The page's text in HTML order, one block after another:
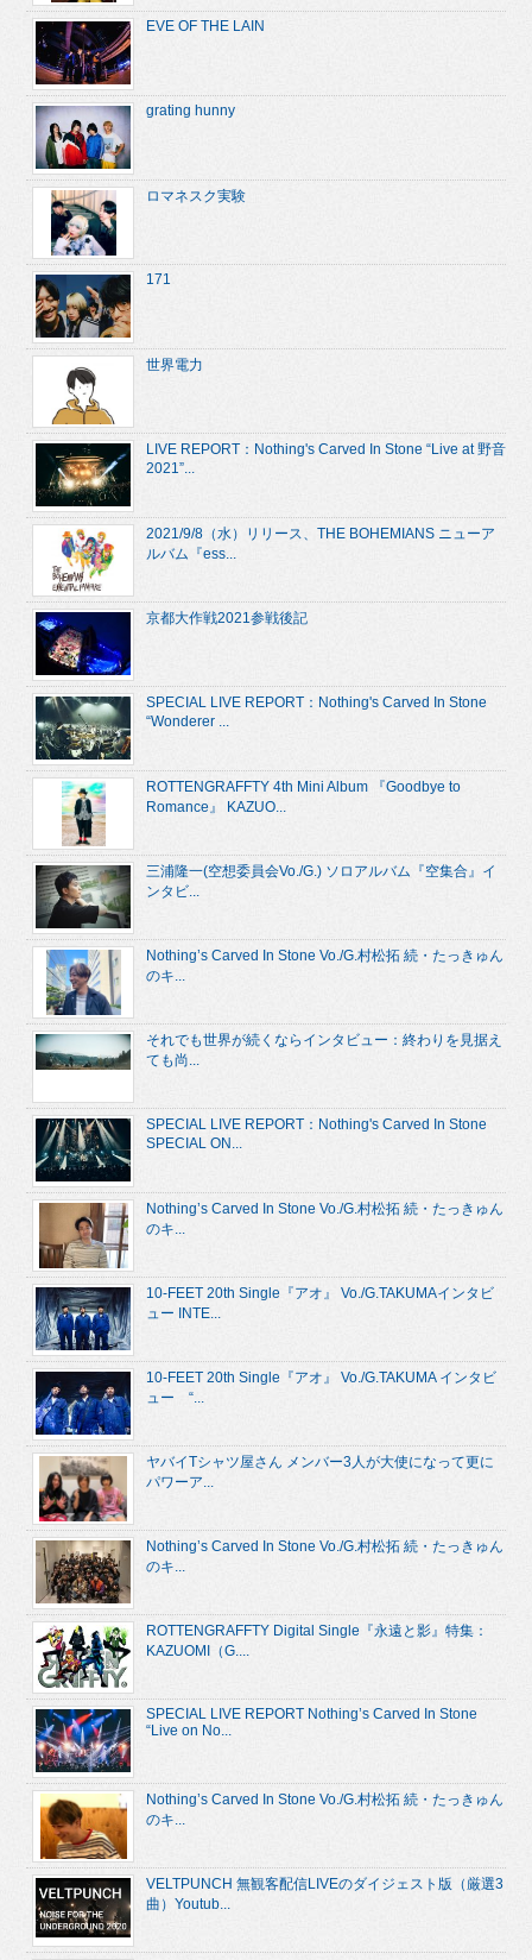
EVE OF THE LAIN
grating hunny
ロマネスク実験
171
世界電力
LIVE REPORT：Nothing's Carved In Stone “Live at 野音
2021”...
2021/9/8（水）リリース、THE BOHEMIANS ニューア
ルバム『ess...
京都大作戦2021参戦後記
SPECIAL LIVE REPORT：Nothing's Carved In Stone
“Wonderer ...
ROTTENGRAFFTY 4th Mini Album 『Goodbye to
Romance』 KAZUO...
三浦隆一(空想委員会Vo./G.) ソロアルバム『空集合』イ
ンタビ...
Nothing’s Carved In Stone Vo./G.村松拓 続・たっきゅん
のキ...
それでも世界が続くならインタビュー：終わりを見据え
ても尚...
SPECIAL LIVE REPORT：Nothing's Carved In Stone
SPECIAL ON...
Nothing’s Carved In Stone Vo./G.村松拓 続・たっきゅん
のキ...
10-FEET 20th Single『アオ』 Vo./G.TAKUMAインタビ
ュー INTE...
10-FEET 20th Single『アオ』 Vo./G.TAKUMA インタビ
ュー “...
ヤバイTシャツ屋さん メンバー3人が大使になって更に
パワーア...
Nothing’s Carved In Stone Vo./G.村松拓 続・たっきゅん
のキ...
ROTTENGRAFFTY Digital Single『永遠と影』特集：
KAZUOMI（G....
SPECIAL LIVE REPORT Nothing’s Carved In Stone
“Live on No...
Nothing’s Carved In Stone Vo./G.村松拓 続・たっきゅん
のキ...
VELTPUNCH 無観客配信LIVEのダイジェスト版（厳選3
曲）Youtub...